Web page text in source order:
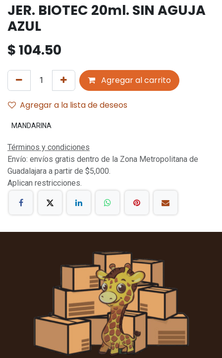
JER. BIOTEC 20ml. SIN AGUJA
AZUL
$104.50
Agregar al carrito
Agregar a la lista de deseos
MANDARINA
Términos y condiciones
Envío: envíos gratis dentro de la Zona Metropolitana de
Guadalajara a partir de $5,000.
Aplican restricciones.